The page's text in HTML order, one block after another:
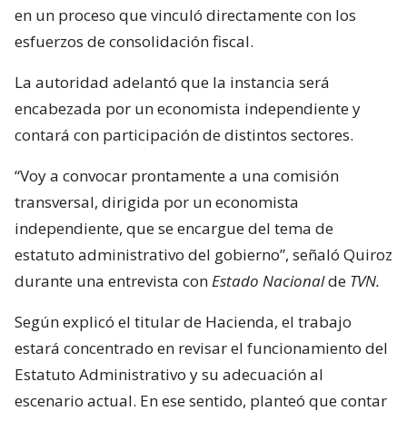
en un proceso que vinculó directamente con los
esfuerzos de consolidación fiscal.
La autoridad adelantó que la instancia será
encabezada por un economista independiente y
contará con participación de distintos sectores.
“Voy a convocar prontamente a una comisión
transversal, dirigida por un economista
independiente, que se encargue del tema de
estatuto administrativo del gobierno”, señaló Quiroz
durante una entrevista conEstado Nacionalde TVN.
Según explicó el titular de Hacienda, el trabajo
estará concentrado en revisar el funcionamiento del
Estatuto Administrativo y su adecuación al
escenario actual. En ese sentido, planteó que contar